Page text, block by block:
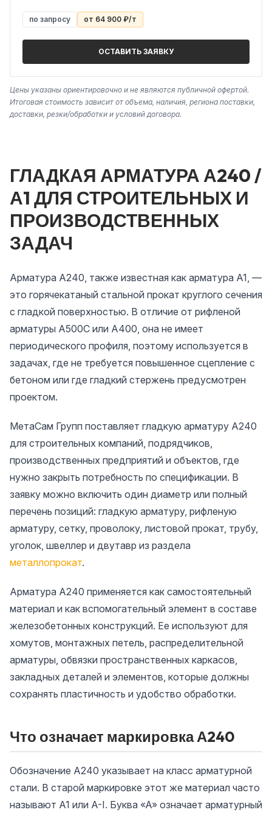
по запросу от 64 900 ₽/т
ОСТАВИТЬ ЗАЯВКУ
Цены указаны ориентировочно и не являются публичной офертой.
Итоговая стоимость зависит от объема, наличия, региона поставки,
доставки, резки/обработки и условий договора.
ГЛАДКАЯ АРМАТУРА А240 /
А1 ДЛЯ СТРОИТЕЛЬНЫХ И
ПРОИЗВОДСТВЕННЫХ
ЗАДАЧ
Арматура А240, также известная как арматура А1, —
это горячекатаный стальной прокат круглого сечения
с гладкой поверхностью. В отличие от рифленой
арматуры А500С или А400, она не имеет
периодического профиля, поэтому используется в
задачах, где не требуется повышенное сцепление с
бетоном или где гладкий стержень предусмотрен
проектом.
МетаСам Групп поставляет гладкую арматуру А240
для строительных компаний, подрядчиков,
производственных предприятий и объектов, где
нужно закрыть потребность по спецификации. В
заявку можно включить один диаметр или полный
перечень позиций: гладкую арматуру, рифленую
арматуру, сетку, проволоку, листовой прокат, трубу,
уголок, швеллер и двутавр из раздела
металлопрокат.
Арматура А240 применяется как самостоятельный
материал и как вспомогательный элемент в составе
железобетонных конструкций. Ее используют для
хомутов, монтажных петель, распределительной
арматуры, обвязки пространственных каркасов,
закладных деталей и элементов, которые должны
сохранять пластичность и удобство обработки.
Что означает маркировка А240
Обозначение А240 указывает на класс арматурной
стали. В старой маркировке этот же материал часто
называют А1 или А-I. Буква «А» означает арматурный